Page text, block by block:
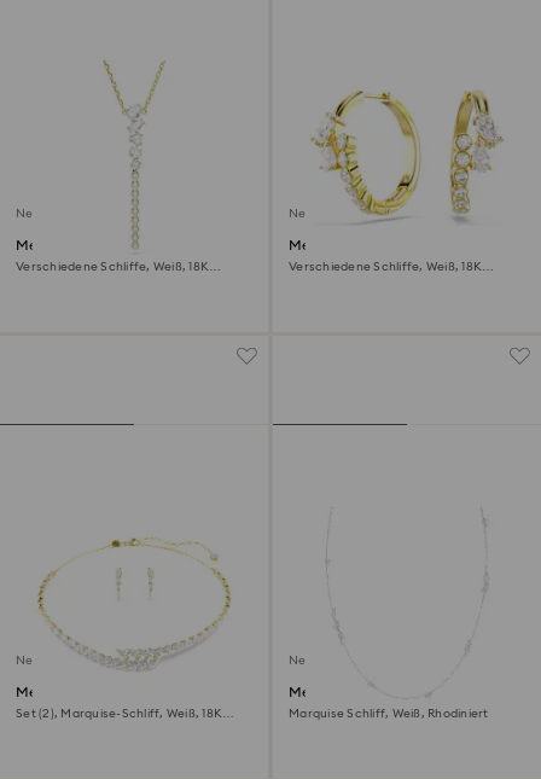
Neu
Mesmera Y-Halskette
Verschiedene Schliffe, Weiß, 18K
Neu
Mesmera Kreolen
Verschiedene Schliffe, Weiß, 18K
Neu
Mesmera Set
Set (2), Marquise-Schliff, Weiß, 18K
Neu
Mesmera lange Halskette
Marquise Schliff, Weiß, Rhodiniert